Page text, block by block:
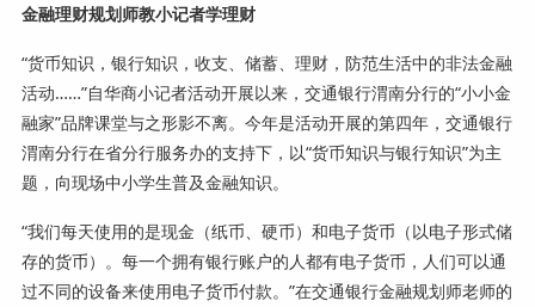
金融理财规划师教小记者学理财
“货币知识，银行知识，收支、储蓄、理财，防范生活中的非法金融
活动……”自华商小记者活动开展以来，交通银行渭南分行的“小小金
融家”品牌课堂与之形影不离。今年是活动开展的第四年，交通银行
渭南分行在省分行服务办的支持下，以“货币知识与银行知识”为主
题，向现场中小学生普及金融知识。
“我们每天使用的是现金（纸币、硬币）和电子货币（以电子形式储
存的货币）。每一个拥有银行账户的人都有电子货币，人们可以通
过不同的设备来使用电子货币付款。”在交通银行金融规划师老师的